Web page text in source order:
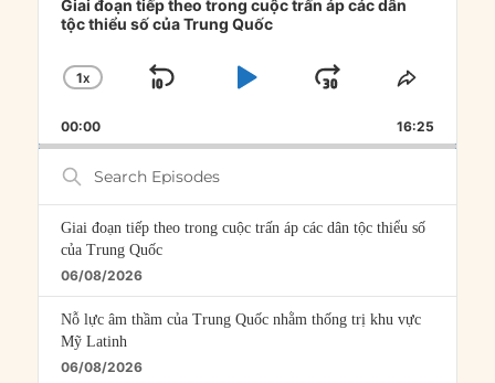
Giai đoạn tiếp theo trong cuộc trấn áp các dân
tộc thiểu số của Trung Quốc
CHANGE
RATE
1X
SKIP
PLAYJUMP
FORWARD
SHARE
00:00 16:25
Search
Episodes
Giai đoạn tiếp theo trong cuộc trấn áp các dân tộc thiểu số
của Trung Quốc
06/08/2026
Nỗ lực âm thầm của Trung Quốc nhằm thống trị khu vực
Mỹ Latinh
06/08/2026